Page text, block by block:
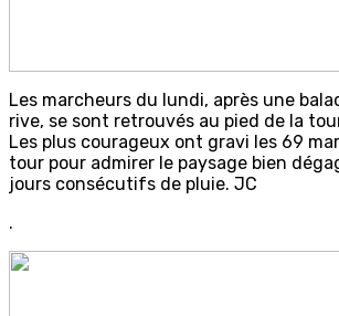
Les marcheurs du lundi, après une
rive, se sont retrouvés au pied de la
Les plus courageux ont gravi les 69
tour pour admirer le paysage bien
jours consécutifs de pluie. JC
.